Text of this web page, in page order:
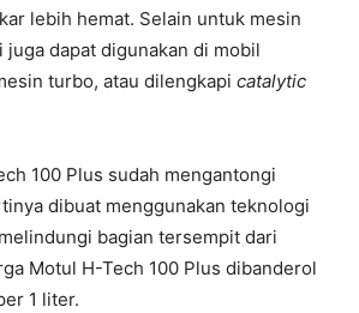
lebih hemat. Selain untuk mesin
dapat digunakan di mobil
turbo, atau dilengkapi catalytic
100 Plus sudah mengantongi
dibuat menggunakan teknologi
bagian tersempit dari
Motul H-Tech 100 Plus dibanderol
1 liter.